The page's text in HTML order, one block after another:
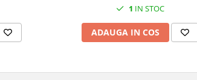
1 IN STOC
ADAUGA IN COS